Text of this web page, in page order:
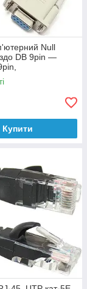
Null
DB 9pin —
Купити